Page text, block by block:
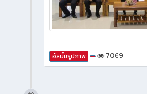
อัลบั้มรูปภาพ 7069